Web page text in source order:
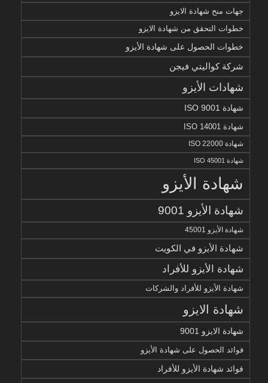
جهات منح شهادة الايزو
خطوات التحقق من شهادة الايزو
خطوات الحصول على شهادة الأيزو
شركة كواليتي فيجن
شهادات الأيزو
شهادة ISO 9001
شهادة ISO 14001
شهادة ISO 22000
شهادة ISO 45001
شهادة الأيزو
شهادة الأيزو 9001
شهادة الأيزو 45001
شهادة الأيزو في الكويت
شهادة الأيزو للأفراد
شهادة الأيزو للأفراد والشركات
شهادة الايزو
شهادة الايزو 9001
فوائد الحصول على شهادة الأيزو
فوائد شهادة الأيزو للأفراد